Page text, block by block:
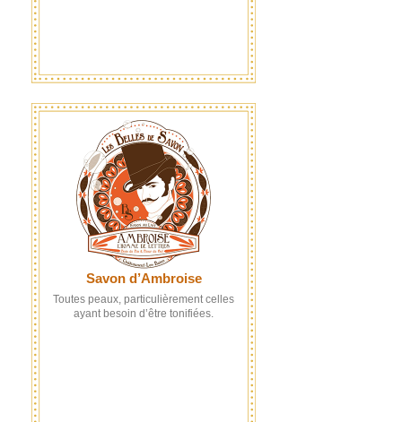
Savon d’Ambroise
Toutes peaux, particulièrement celles
ayant besoin d’être tonifiées.